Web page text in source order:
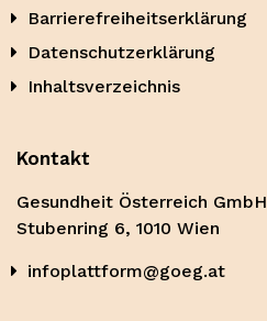
Barrierefreiheitserklärung
Datenschutzerklärung
Inhaltsverzeichnis
Kontakt
Gesundheit Österreich GmbH
Stubenring 6, 1010 Wien
infoplattform@goeg.at